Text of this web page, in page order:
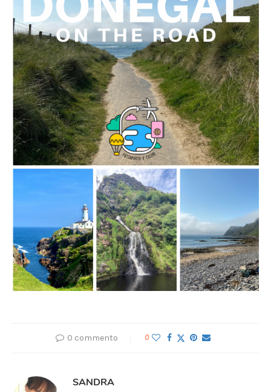
0 commento 0
SANDRA